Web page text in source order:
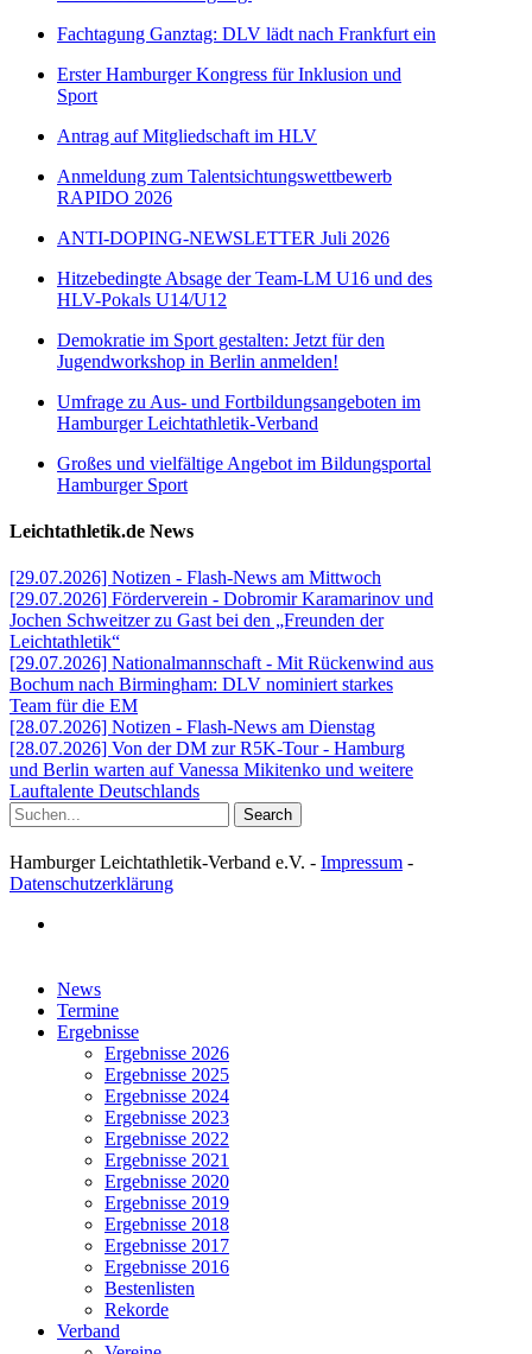
Fachtagung Ganztag: DLV lädt nach Frankfurt ein
Erster Hamburger Kongress für Inklusion und
Sport
Antrag auf Mitgliedschaft im HLV
Anmeldung zum Talentsichtungswettbewerb
RAPIDO 2026
ANTI-DOPING-NEWSLETTER Juli 2026
Hitzebedingte Absage der Team-LM U16 und des
HLV-Pokals U14/U12
Demokratie im Sport gestalten: Jetzt für den
Jugendworkshop in Berlin anmelden!
Umfrage zu Aus- und Fortbildungsangeboten im
Hamburger Leichtathletik-Verband
Großes und vielfältige Angebot im Bildungsportal
Hamburger Sport
Leichtathletik.de News
[29.07.2026] Notizen - Flash-News am Mittwoch
[29.07.2026] Förderverein - Dobromir Karamarinov und
Jochen Schweitzer zu Gast bei den „Freunden der
Leichtathletik“
[29.07.2026] Nationalmannschaft - Mit Rückenwind aus
Bochum nach Birmingham: DLV nominiert starkes
Team für die EM
[28.07.2026] Notizen - Flash-News am Dienstag
[28.07.2026] Von der DM zur R5K-Tour - Hamburg
und Berlin warten auf Vanessa Mikitenko und weitere
Lauftalente Deutschlands
Search
Hamburger Leichtathletik-Verband e.V. - Impressum -
Datenschutzerklärung
Close
Menu
News
Termine
Ergebnisse
Ergebnisse 2026
Ergebnisse 2025
Ergebnisse 2024
Ergebnisse 2023
Ergebnisse 2022
Ergebnisse 2021
Ergebnisse 2020
Ergebnisse 2019
Ergebnisse 2018
Ergebnisse 2017
Ergebnisse 2016
Bestenlisten
Rekorde
Verband